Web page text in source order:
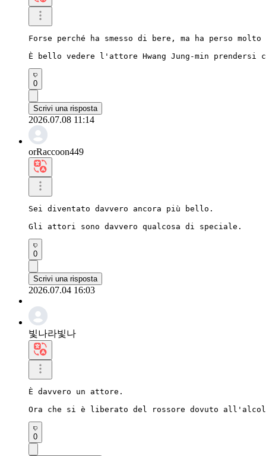
Forse perché ha smesso di bere, ma ha perso molto
È bello vedere l'attore Hwang Jung-min prendersi
0
Scrivi una risposta
2026.07.08 11:14
orRaccoon449
Sei diventato davvero ancora più bello.
Gli attori sono davvero qualcosa di speciale.
0
Scrivi una risposta
2026.07.04 16:03
빛나라빛나
È davvero un attore.
Ora che si è liberato del rossore dovuto
0